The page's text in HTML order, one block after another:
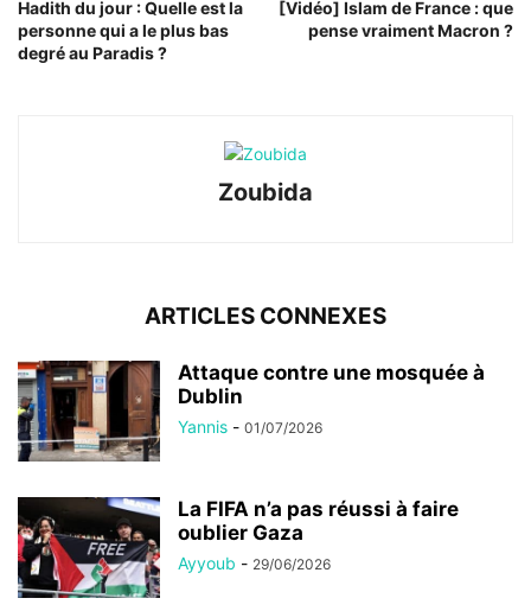
Hadith du jour : Quelle est la
personne qui a le plus bas
degré au Paradis ?
[Vidéo] Islam de France : que
pense vraiment Macron ?
Zoubida
ARTICLES CONNEXES
Attaque contre une mosquée à
Dublin
Yannis - 01/07/2026
La FIFA n’a pas réussi à faire
oublier Gaza
Ayyoub - 29/06/2026